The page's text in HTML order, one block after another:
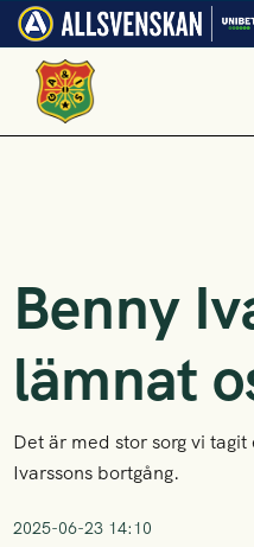
Benny
lämnat
Det är med stor sorg vi
Ivarssons bortgång.
2025-06-23 14:10